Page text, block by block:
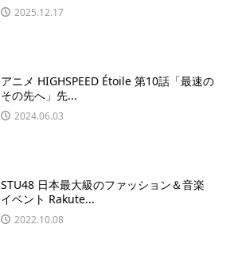
2025.12.17
アニメ HIGHSPEED Étoile 第10話「最速の
その先へ」先...
2024.06.03
STU48 ⽇本最⼤級のファッション＆⾳楽
イベント Rakute...
2022.10.08